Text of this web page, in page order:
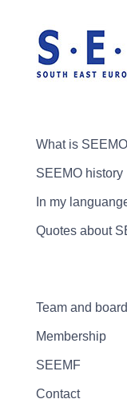
What is SEEMO
SEEMO history
In my
Quotes about
Team and board
Membership
SEEMF
Contact